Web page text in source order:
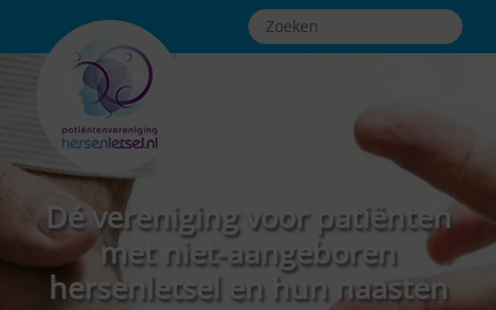
Dé vereniging voor patiënten
met niet-aangeboren
hersenletsel en hun naasten